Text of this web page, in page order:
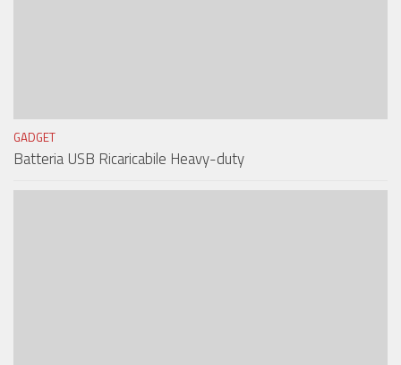
GADGET
Batteria USB Ricaricabile Heavy-duty